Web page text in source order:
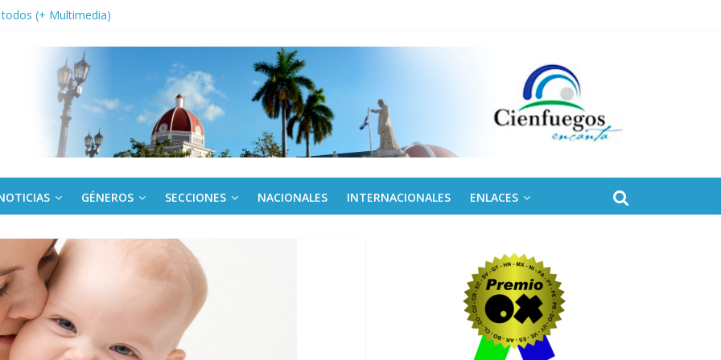
edición semanal en PDF del 7 de agosto
En imágenes la prensa cubana rinde tributo al Comandante (+ Fotos)
brigada chilena viaja a Cuba con donativos por el centenario de Fidel
cien años, cien escuelas
GÉNEROS SECCIONES NACIONALES INTERNACIONALES ENLACES